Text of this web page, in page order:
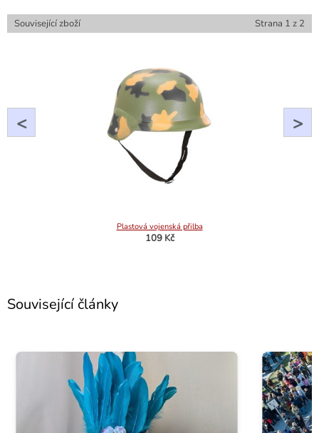
Související zboží Strana 1 z 2
<
Plastová vojenská přilba
109 Kč
>
Související články